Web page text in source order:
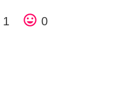
1 tag_faces 0